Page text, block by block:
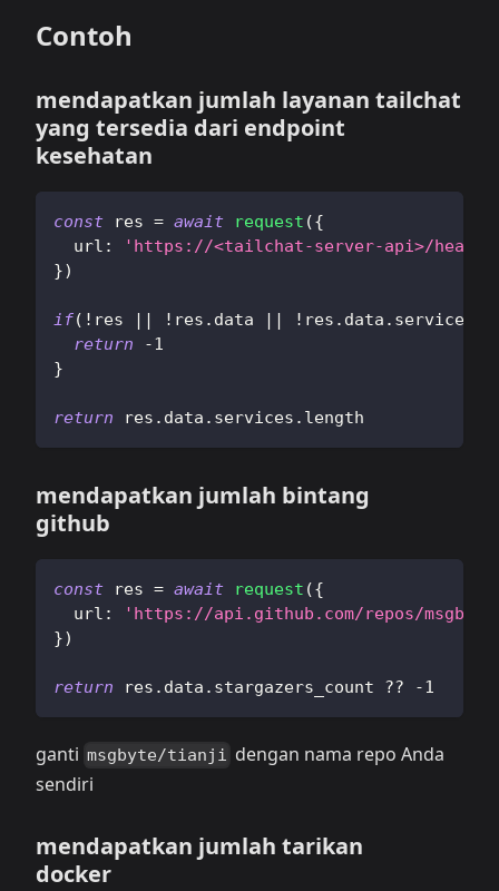
Contoh
mendapatkan jumlah layanan tailchat
yang tersedia dari endpoint
kesehatan
const res = await request ({
url :
'https://<tailchat-server-api>/
})
if( ! res || ! res . data || ! res . data . services
return
-1
}
return res . data . services . length
mendapatkan jumlah bintang
github
const res = await request ({
url :
'https://api.github.com/repos/
})
return res . data . stargazers_count ?? -1
ganti msgbyte/tianji dengan nama repo Anda
sendiri
mendapatkan jumlah tarikan
docker